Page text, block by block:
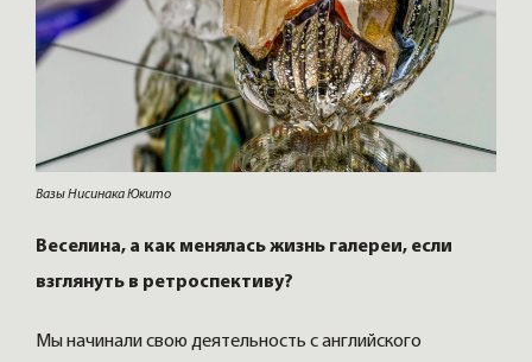
Вазы Нисинака Юкито
Веселина, а как менялась жизнь галереи, если
взглянуть в ретроспективу?
Мы начинали свою деятельность с английского